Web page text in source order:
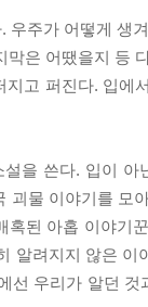
주가 어떻게 생
은 어땠을지 등
고 퍼진다. 입
을 쓴다. 입이
물 이야기를
된 아홉 이야
알려지지 않은
선 우리가 알던